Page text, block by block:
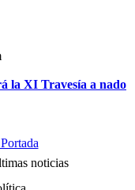
la XI Travesía a nado
noticias